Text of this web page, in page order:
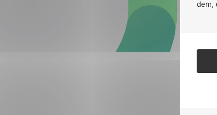
dem,
Forsvar og beredskap
Industri og automatisering
Lavspenning
Maritime elinstallasjoner